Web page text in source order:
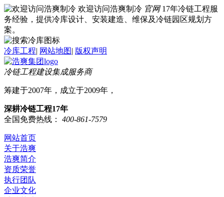
欢迎访问浩爽制冷 官网 17年冷链工程服
务经验，提供冷库设计、安装建造、维保及冷链园区规划方
案。
冷库工程| 网站地图| 版权声明
冷链工程建设集成服务商
筹建于2007年，成立于2009年，
深耕冷链工程17年
全国免费热线：
400-861-7579
网站首页
关于浩爽
浩爽简介
资质荣誉
执行团队
企业文化